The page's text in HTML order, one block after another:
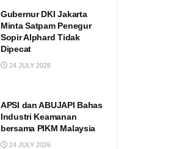
Gubernur DKI Jakarta
Minta Satpam Penegur
Sopir Alphard Tidak
Dipecat
24 JULY 2026
APSI dan ABUJAPI Bahas
Industri Keamanan
bersama PIKM Malaysia
24 JULY 2026